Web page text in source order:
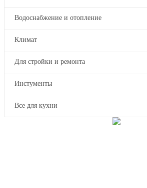
Водоснабжение и отопление
Климат
Для стройки и ремонта
Инстументы
Все для кухни